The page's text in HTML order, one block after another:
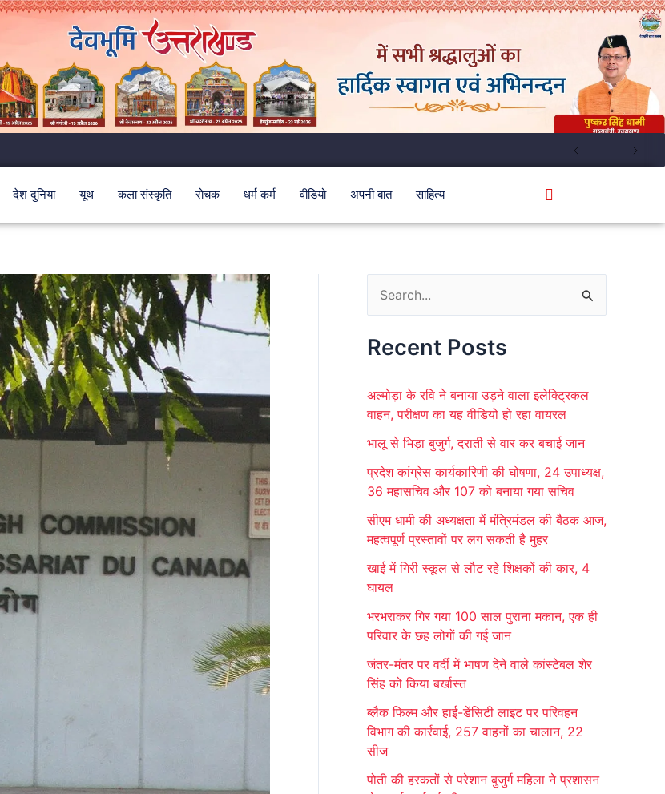
देश दुनिया यूथ कला संस्कृति रोचक धर्म कर्म वीडियो अपनी बात साहित्य
a
c
o
Recent Posts
अल्मोड़ा के रवि ने बनाया उड़ने वाला इलेक्ट्रिकल
वाहन, परीक्षण का यह वीडियो हो रहा वायरल
भालू से भिड़ा बुजुर्ग, दराती से वार कर बचाई जान
प्रदेश कांग्रेस कार्यकारिणी की घोषणा, 24 उपाध्यक्ष,
36 महासचिव और 107 को बनाया गया सचिव
सीएम धामी की अध्यक्षता में मंत्रिमंडल की बैठक आज,
महत्वपूर्ण प्रस्तावों पर लग सकती है मुहर
खाई में गिरी स्कूल से लौट रहे शिक्षकों की कार, 4
घायल
भरभराकर गिर गया 100 साल पुराना मकान, एक ही
परिवार के छह लोगों की गई जान
जंतर-मंतर पर वर्दी में भाषण देने वाले कांस्टेबल शेर
सिंह को किया बर्खास्त
ब्लैक फिल्म और हाई-डेंसिटी लाइट पर परिवहन
विभाग की कार्रवाई, 257 वाहनों का चालान, 22
सीज
पोती की हरकतों से परेशान बुजुर्ग महिला ने प्रशासन